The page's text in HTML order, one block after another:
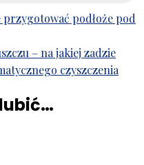
przygotować podłoże pod
– na jakiej zadzie
czyszczenia